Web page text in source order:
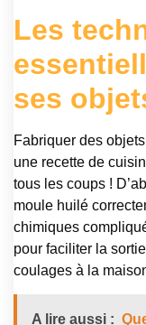
Les
ses
Fabriquer des
une recette de
tous les coups !
moule huilé
chimiques
pour faciliter la
coulages à la
A lire aussi :